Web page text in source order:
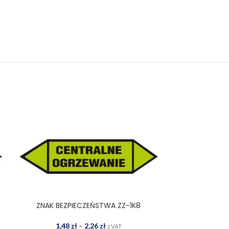
WYBIERZ OPCJE
ZNAK BEZPIECZEŃSTWA ZZ-1K8
1,48 zł – 2,26 zł z VAT